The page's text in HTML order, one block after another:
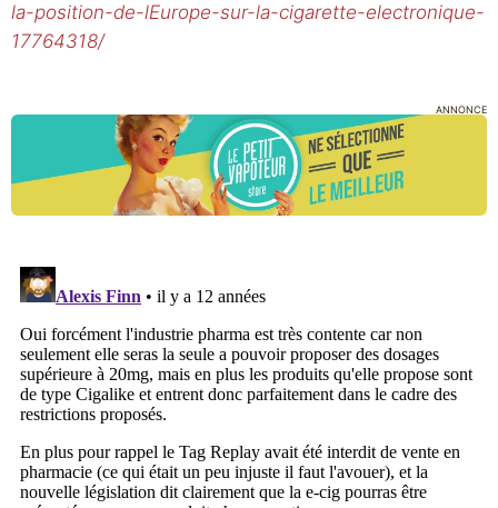
la-position-de-lEurope-sur-la-cigarette-electronique-
17764318/
ANNONCE